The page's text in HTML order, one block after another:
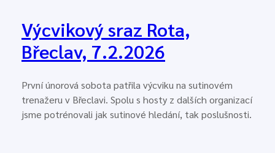
Výcvikový sraz Rota,
Břeclav, 7.2.2026
První únorová sobota patřila výcviku na sutinovém
trenažeru v Břeclavi. Spolu s hosty z dalších organizací
jsme potrénovali jak sutinové hledání, tak poslušnosti.